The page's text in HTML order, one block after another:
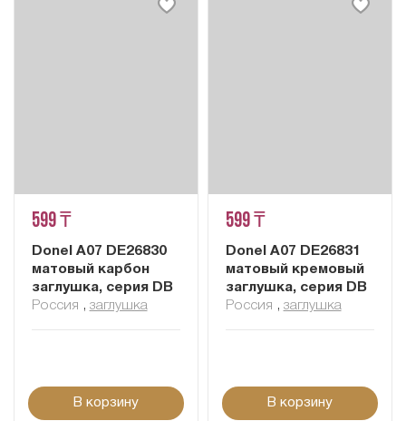
599 ₸
Donel A07 DE26830
матовый карбон
заглушка, серия DB
Россия , заглушка
В корзину
599 ₸
Donel A07 DE26831
матовый кремовый
заглушка, серия DB
Россия , заглушка
В корзину